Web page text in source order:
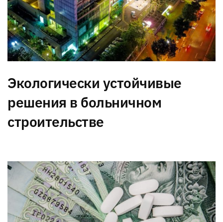
Экологически устойчивые
решения в больничном
строительстве